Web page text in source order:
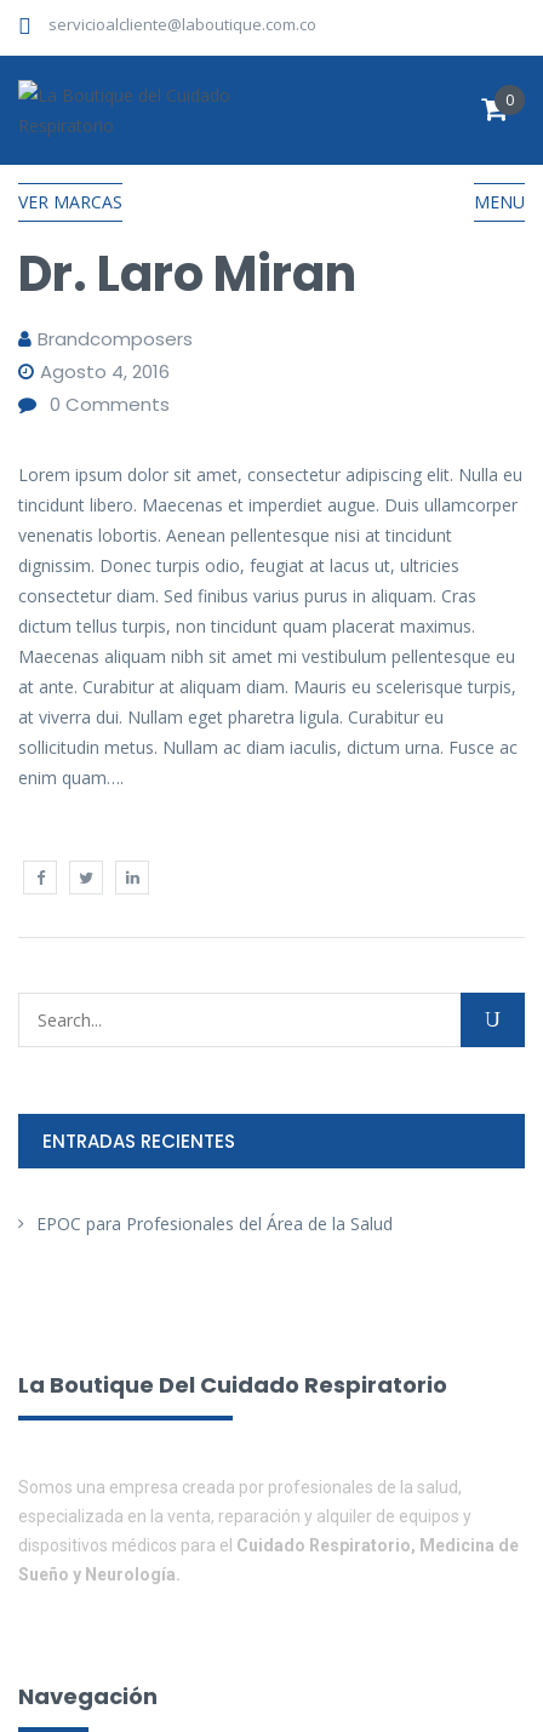
servicioalcliente@laboutique.com.co
0
VER MARCAS MENU
ENTRADAS RECIENTES
EPOC para Profesionales del Área de la Salud
Dr. Laro Miran
Brandcomposers
Agosto 4, 2016
0 Comments
Lorem ipsum dolor sit amet, consectetur adipiscing elit. Nulla eu
tincidunt libero. Maecenas et imperdiet augue. Duis ullamcorper
venenatis lobortis. Aenean pellentesque nisi at tincidunt
dignissim. Donec turpis odio, feugiat at lacus ut, ultricies
consectetur diam. Sed finibus varius purus in aliquam. Cras
dictum tellus turpis, non tincidunt quam placerat maximus.
Maecenas aliquam nibh sit amet mi vestibulum pellentesque eu
at ante. Curabitur at aliquam diam. Mauris eu scelerisque turpis,
at viverra dui. Nullam eget pharetra ligula. Curabitur eu
sollicitudin metus. Nullam ac diam iaculis, dictum urna. Fusce ac
enim quam….
La Boutique Del Cuidado Respiratorio
Somos una empresa creada por profesionales de la salud,
especializada en la venta, reparación y alquiler de equipos y
dispositivos médicos para el Cuidado Respiratorio, Medicina de
Sueño y Neurología.
Navegación